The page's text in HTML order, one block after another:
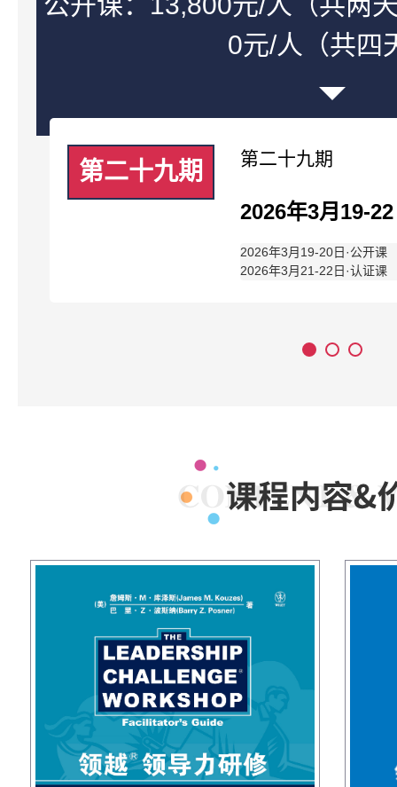
0元/人（共四
第二十九期 第二十九期
2026年3月19-22
2026年3月19-20日·公开课
2026年3月21-22日·认证课